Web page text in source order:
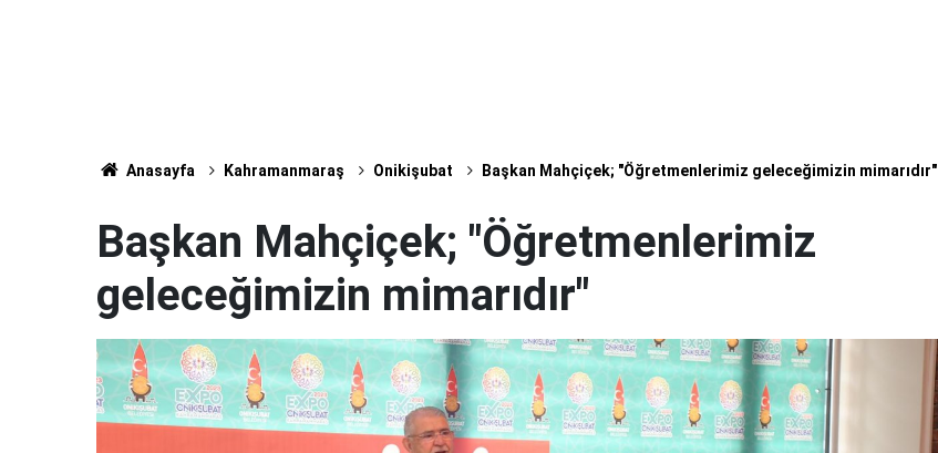
Anasayfa Kahramanmaraş Onikişubat Başkan Mahçiçek; "Öğretmenlerimiz geleceğimizin mimarıdır"
Başkan Mahçiçek; "Öğretmenlerimiz
geleceğimizin mimarıdır"